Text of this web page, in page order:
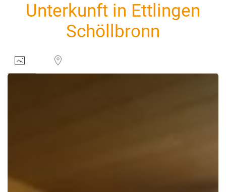
Unterkunft in Ettlingen
Schöllbronn